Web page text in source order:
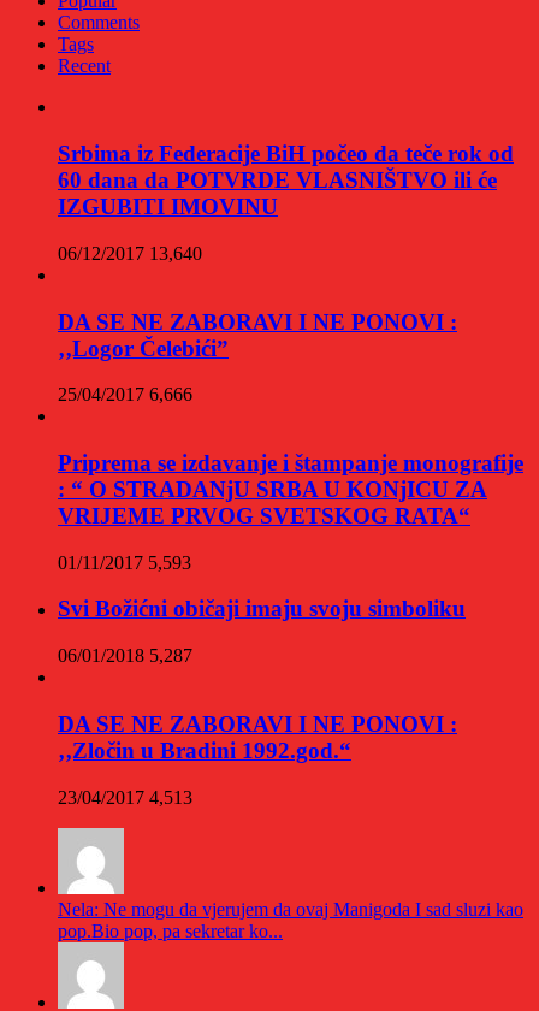
Comments
Tags
Recent
Srbima iz Federacije BiH počeo da teče rok od
60 dana da POTVRDE VLASNIŠTVO ili će
IZGUBITI IMOVINU
06/12/2017 13,640
DA SE NE ZABORAVI I NE PONOVI :
‚‚Logor Čelebići”
25/04/2017 6,666
Priprema se izdavanje i štampanje monografije
: “ O STRADANjU SRBA U KONjICU ZA
VRIJEME PRVOG SVETSKOG RATA“
01/11/2017 5,593
Svi Božićni običaji imaju svoju simboliku
06/01/2018 5,287
DA SE NE ZABORAVI I NE PONOVI :
‚‚Zločin u Bradini 1992.god.“
23/04/2017 4,513
Nela: Ne mogu da vjerujem da ovaj Manigoda I sad sluzi kao
pop.Bio pop, pa sekretar ko...